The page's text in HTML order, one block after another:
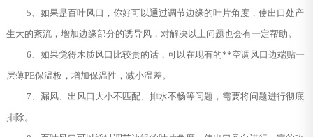
5、如果是百叶风口，你好可以通过调节边缘的叶片角度，使出口处产
生大的紊流，增加边缘部分的诱导风，对解决以上问题也会有一定帮助。
6、如果觉得木质风口比较贵的话，可以在现有的**空调风口边端贴一
层薄PE保温板，增加保温性，减小温差。
7、漏风、出风口大小不匹配、排水不畅等问题，需要将问题进行彻底
排除。